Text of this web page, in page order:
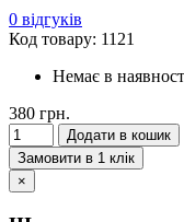
0 відгуків
Код товару: 1121
Немає в
380 грн.
Додати в кошик
Замовити в 1 клік
×